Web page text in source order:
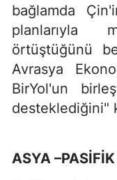
bağlamda
planlarıyla
örtüştüğünü
Avrasya
BirYol'un
desteklediğini"
ASYA –PASİFİK